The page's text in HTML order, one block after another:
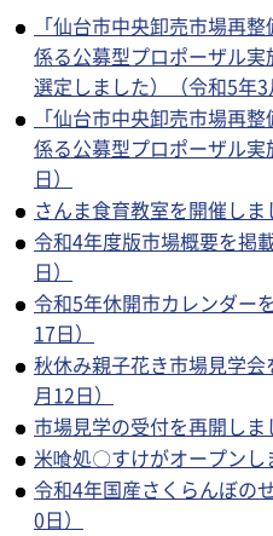
「仙台市中央卸売市場再
係る公募型プロポーザル
選定しました）（令和5年3
「仙台市中央卸売市場再
係る公募型プロポーザル
日）
さんま食育教室を開催しま
令和4年度版市場概要を掲
日）
令和5年休開市カレンダー
17日）
秋休み親子花き市場見学
月12日）
市場見学の受付を再開しま
米喰処〇すけがオープンし
令和4年国産さくらんぼの
0日）